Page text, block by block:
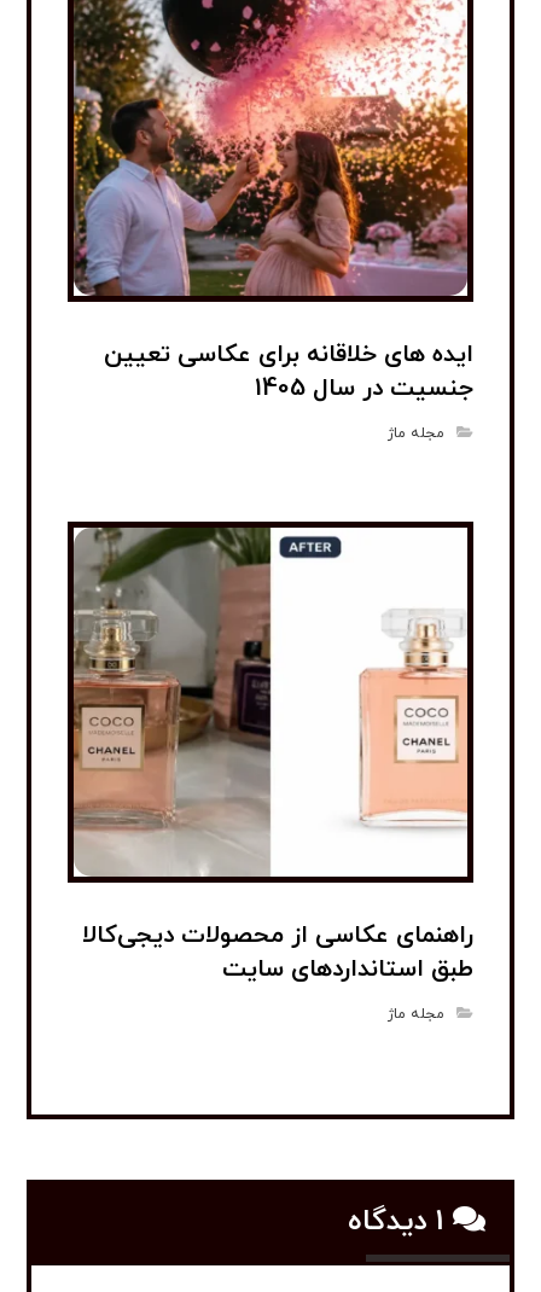
ایده های خلاقانه برای عکاسی تعیین
جنسیت در سال 1405
مجله ماژ
راهنمای عکاسی از محصولات دیجی‌کالا
طبق استانداردهای سایت
مجله ماژ
1 دیدگاه